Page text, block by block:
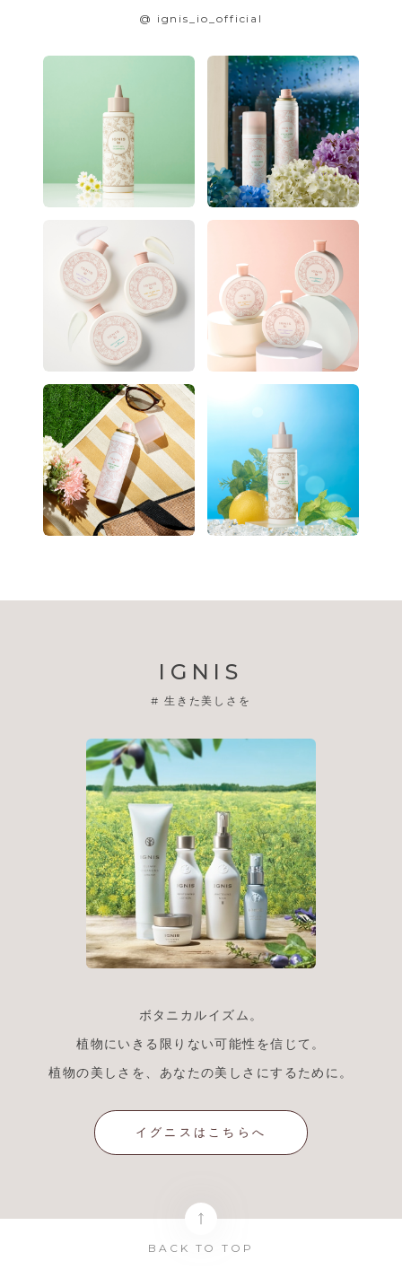
@ ignis_io_official
IGNIS
# 生きた美しさを
ボタニカルイズム。
植物にいきる限りない可能性を信じて。
植物の美しさを、あなたの美しさにするために。
イグニスはこちらへ
BACK TO TOP